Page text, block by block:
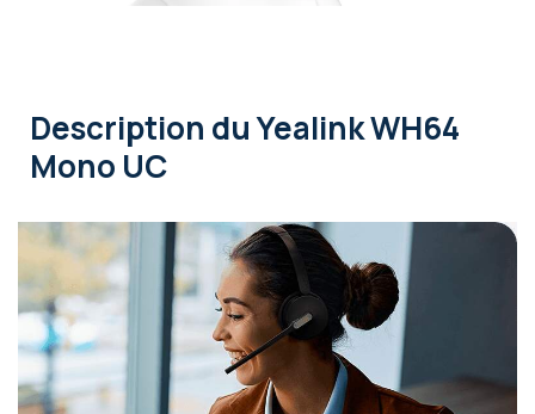
Description du Yealink WH64
Mono UC